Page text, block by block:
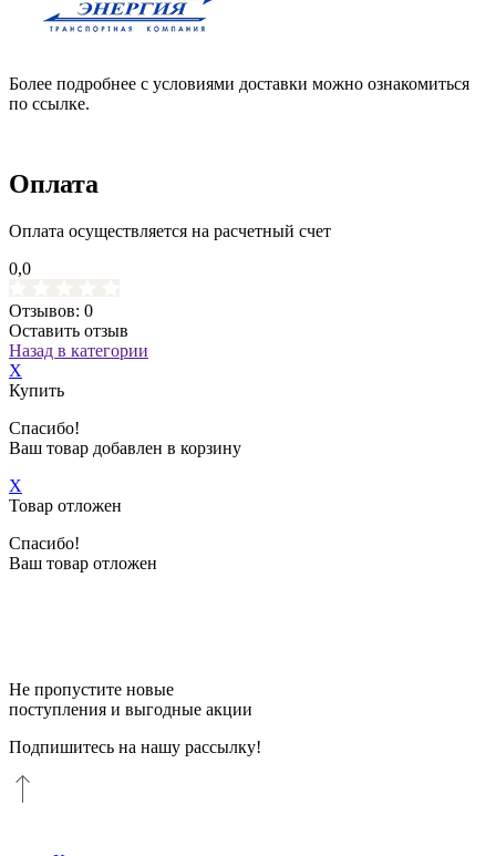
Более подробнее с условиями доставки можно ознакомиться
по ссылке.
Оплата
Оплата осуществляется на расчетный счет
0,0
Отзывов: 0
Оставить отзыв
Назад в категории
X
Купить
Спасибо!
Ваш товар добавлен в корзину
X
Товар отложен
Спасибо!
Ваш товар отложен
Не пропустите новые
поступления и выгодные акции
Подпишитесь на нашу рассылку!